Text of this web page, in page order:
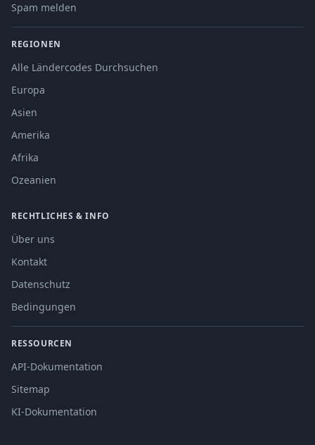
Spam melden
REGIONEN
Alle Ländercodes Durchsuchen
Europa
Asien
Amerika
Afrika
Ozeanien
RECHTLICHES & INFO
Über uns
Kontakt
Datenschutz
Bedingungen
RESSOURCEN
API-Dokumentation
Sitemap
KI-Dokumentation